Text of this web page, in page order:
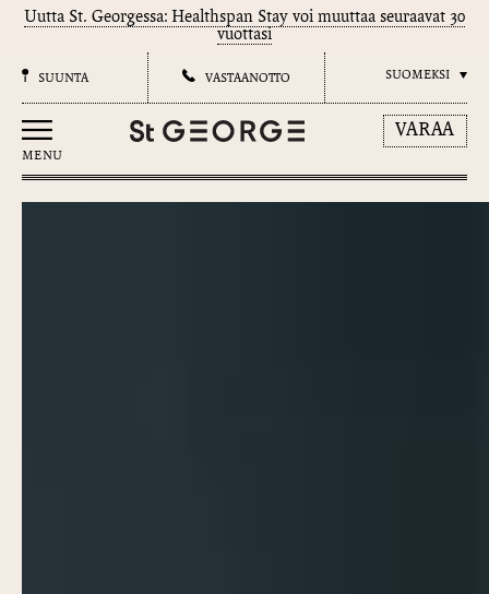
Uutta St. Georgessa: Healthspan Stay voi muuttaa seuraavat 30
vuottasi
SUUNTA VASTAANOTTO SUOMEKSI
MENU
VARAA